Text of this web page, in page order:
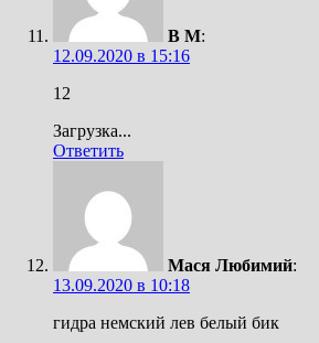
В М:
12.09.2020 в 15:16
12
Загрузка...
Ответить
Мася Любимий:
13.09.2020 в 10:18
гидра немский лев белый бик